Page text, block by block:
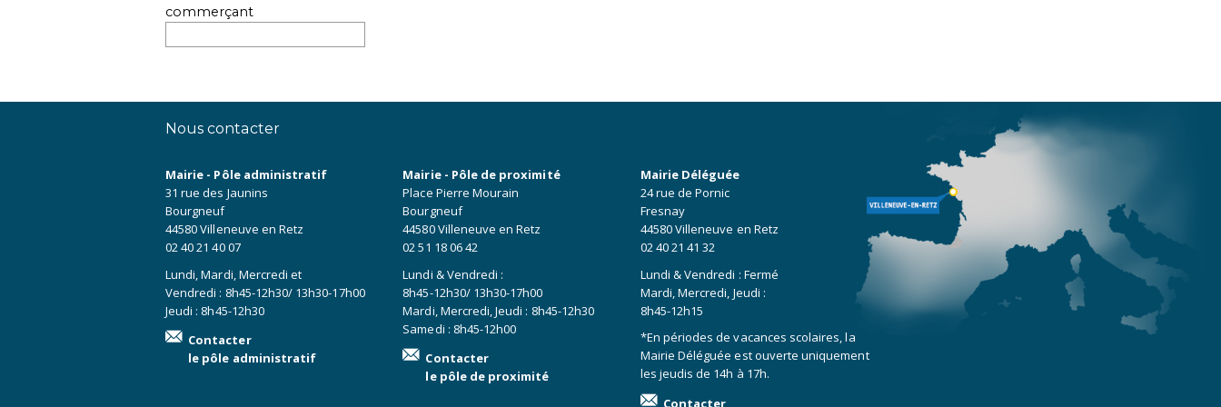
commerçant
Nous contacter
Mairie - Pôle administratif
31 rue des Jaunins
Bourgneuf
44580 Villeneuve en Retz
02 40 21 40 07
Lundi, Mardi, Mercredi et
Vendredi : 8h45-12h30/ 13h30-17h00
Jeudi : 8h45-12h30
Contacter
le pôle administratif
Mairie - Pôle de proximité
Place Pierre Mourain
Bourgneuf
44580 Villeneuve en Retz
02 51 18 06 42
Lundi & Vendredi :
8h45-12h30/ 13h30-17h00
Mardi, Mercredi, Jeudi : 8h45-12h30
Samedi : 8h45-12h00
Contacter
le pôle de proximité
Mairie Déléguée
24 rue de Pornic
Fresnay
44580 Villeneuve en Retz
02 40 21 41 32
Lundi & Vendredi : Fermé
Mardi, Mercredi, Jeudi :
8h45-12h15
*En périodes de vacances scolaires, la
Mairie Déléguée est ouverte uniquement
les jeudis de 14h à 17h.
Contacter